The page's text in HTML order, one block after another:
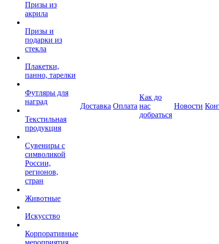
Призы из
акрила
Призы и
подарки из
стекла
Плакетки,
панно, тарелки
Футляры для
наград
Текстильная
продукция
Сувениры с
символикой
России,
регионов,
стран
Животные
Искусство
Корпоративные
мероприятия
Доставка Оплата
Как до
нас
добраться
Новости